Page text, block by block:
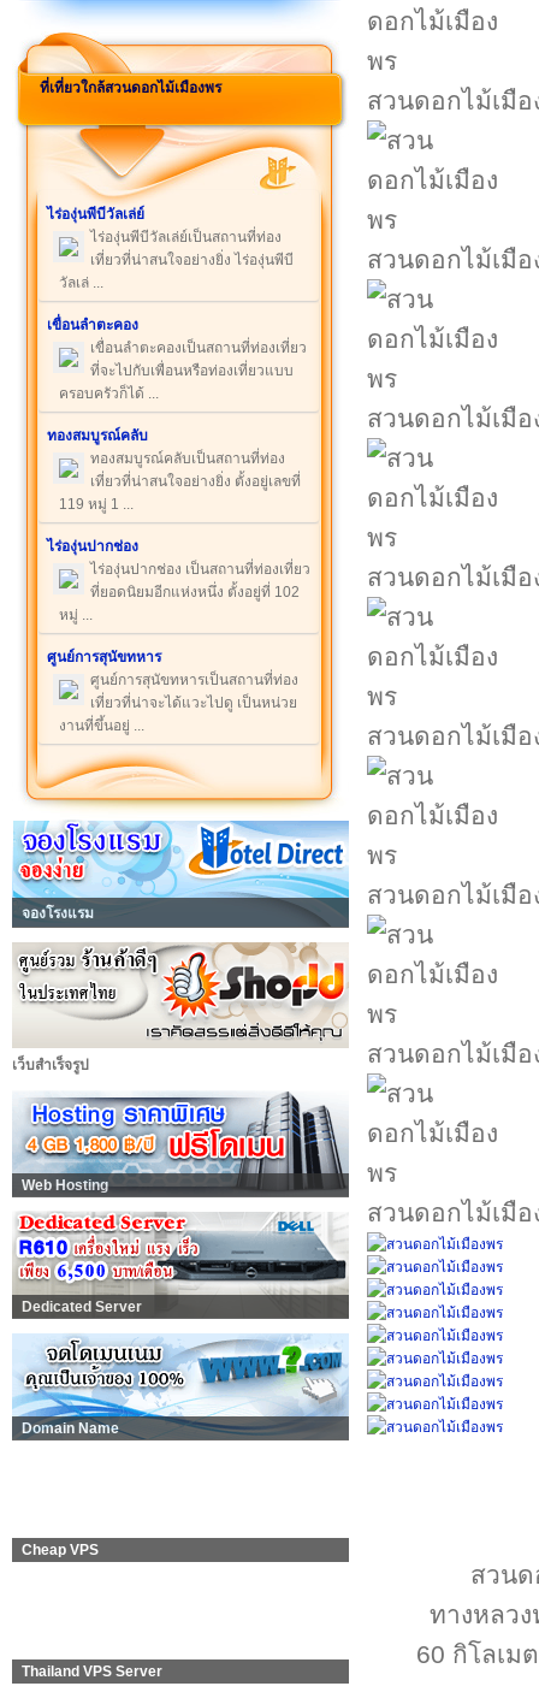
ที่เที่ยวใกล้สวนดอกไม้เมืองพร
ไร่องุ่นพีบีวัลเล่ย์
ไร่องุ่นพีบีวัลเล่ย์เป็นสถานที่ท่อง
เที่ยวที่น่าสนใจอย่างยิ่ง ไร่องุ่นพีบี
วัลเล่ ...
เขื่อนลำตะคอง
เขื่อนลำตะคองเป็นสถานที่ท่องเที่ยว
ที่จะไปกับเพื่อนหรือท่องเที่ยวแบบ
ครอบครัวก็ได้ ...
ทองสมบูรณ์คลับ
ทองสมบูรณ์คลับเป็นสถานที่ท่อง
เที่ยวที่น่าสนใจอย่างยิ่ง ตั้งอยู่เลขที่
119 หมู่ 1 ...
ไร่องุ่นปากช่อง
ไร่องุ่นปากช่อง เป็นสถานที่ท่องเที่ยว
ที่ยอดนิยมอีกแห่งหนึ่ง ตั้งอยู่ที่ 102
หมู่ ...
ศูนย์การสุนัขทหาร
ศูนย์การสุนัขทหารเป็นสถานที่ท่อง
เที่ยวที่น่าจะได้แวะไปดู เป็นหน่วย
งานที่ขึ้นอยู่ ...
จองโรงแรม
เว็บสำเร็จรูป
Web Hosting
Dedicated Server
Domain Name
Cheap VPS
Thailand VPS Server
สวนดอกไม้เมือ
สวนดอกไม้เมือ
สวนดอกไม้เมือ
สวนดอกไม้เมือ
สวนดอกไม้เมือ
สวนดอกไม้เมือ
สวนดอกไม้เมือ
สวนดอกไม้เมือ
สวนด
ทางหลว
60 กิโลเม